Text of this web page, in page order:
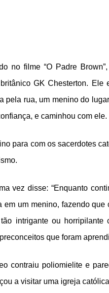
no filme “O Padre
GK Chesterton.
pela rua, um menino do
e caminhou com ele.
para com os sacerdotes
vez disse: “Enquanto
em um menino, fazendo
intrigante ou
que foram
contraiu poliomielite e
a visitar uma igreja